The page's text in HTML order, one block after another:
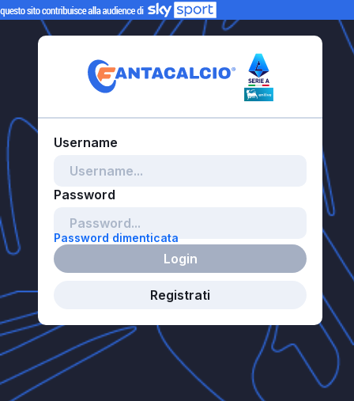
Password dimenticata
Login
Registrati